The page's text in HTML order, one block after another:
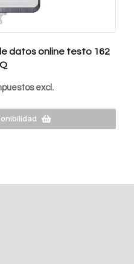
datos online testo 162
excl.